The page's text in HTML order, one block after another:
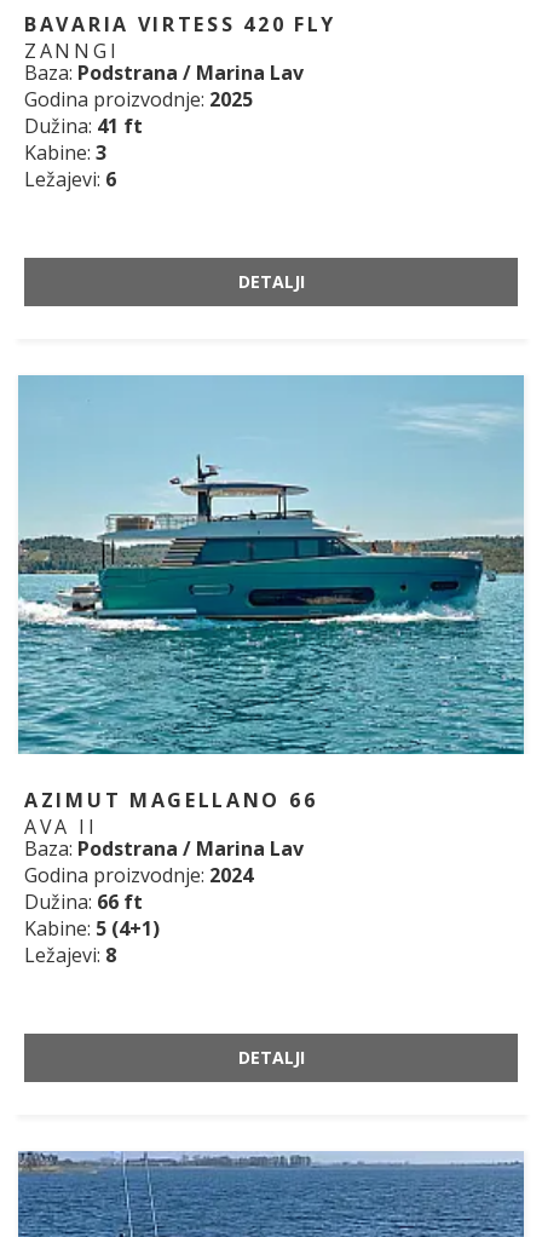
BAVARIA VIRTESS 420 FLY
ZANNGI
Baza: Podstrana / Marina Lav
Godina proizvodnje: 2025
Dužina: 41 ft
Kabine: 3
Ležajevi: 6
DETALJI
AZIMUT MAGELLANO 66
AVA II
Baza: Podstrana / Marina Lav
Godina proizvodnje: 2024
Dužina: 66 ft
Kabine: 5 (4+1)
Ležajevi: 8
DETALJI